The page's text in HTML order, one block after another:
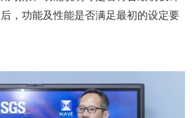
，功能及性能是否满足最初的设定要